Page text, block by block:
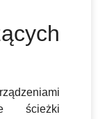
ścieżki